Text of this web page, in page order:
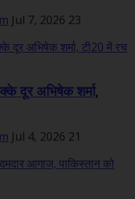
Jul 7, 2026 23
दूर अभिषेक शर्मा,
Jul 4, 2026 21